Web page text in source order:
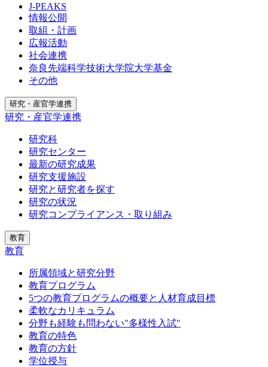
J-PEAKS
情報公開
取組・計画
広報活動
社会連携
奈良先端科学技術大学院大学基金
その他
研究・産官学連携
研究・産官学連携
研究科
研究センター
最新の研究成果
研究支援施設
研究と研究者を探す
研究の状況
研究コンプライアンス・取り組み
教育
教育
所属領域と研究分野
教育プログラム
5つの教育プログラムの概要と人材育成目標
柔軟なカリキュラム
分野も経験も問わない"多様性入試"
教育の特色
教育の方針
学位授与